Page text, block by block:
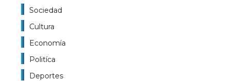
Sociedad
Cultura
Economía
Politíca
Deportes